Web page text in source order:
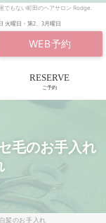
もない町田のヘアサロン Rodge.
火曜日・第2、3月曜日
WEB予約
RESERVE
ご予約
のお手入れ
のお手入れ